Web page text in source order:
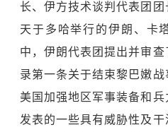
长、伊方技术谈判代表团
天于多哈举行的伊朗、卡
中，伊朗代表团提出并审
录第一条关于结束黎巴嫩
美国加强地区军事装备和
发表的一些具有威胁性及